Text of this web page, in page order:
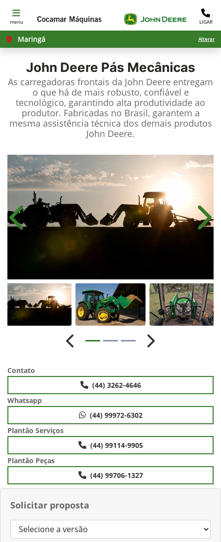
menu LIGAR
Maringá Alterar
John Deere Pás Mecânicas
As carregadoras frontais da John Deere entregam
o que há de mais robusto, confiável e
tecnológico, garantindo alta produtividade ao
produtor. Fabricadas no Brasil, garantem a
mesma assistência técnica dos demais produtos
John Deere.
Solicitar proposta
Anterior
Anterior Próximo
Contato
(44) 3262-4646
Whatsapp
(44) 99972-6302
Plantão Serviços
(44) 99114-9905
Plantão Peças
(44) 99706-1327